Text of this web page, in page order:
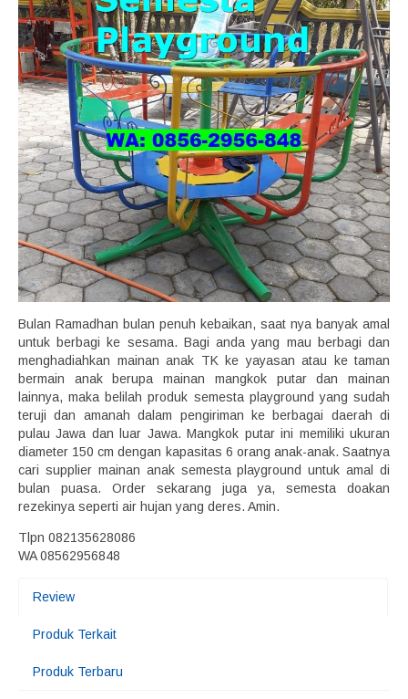
Bulan Ramadhan bulan penuh kebaikan, saat nya banyak amal
untuk berbagi ke sesama. Bagi anda yang mau berbagi dan
menghadiahkan mainan anak TK ke yayasan atau ke taman
bermain anak berupa mainan mangkok putar dan mainan
lainnya, maka belilah produk semesta playground yang sudah
teruji dan amanah dalam pengiriman ke berbagai daerah di
pulau Jawa dan luar Jawa. Mangkok putar ini memiliki ukuran
diameter 150 cm dengan kapasitas 6 orang anak-anak. Saatnya
cari supplier mainan anak semesta playground untuk amal di
bulan puasa. Order sekarang juga ya, semesta doakan
rezekinya seperti air hujan yang deres. Amin.
Tlpn 082135628086
WA 08562956848
Review
Produk Terkait
Produk Terbaru